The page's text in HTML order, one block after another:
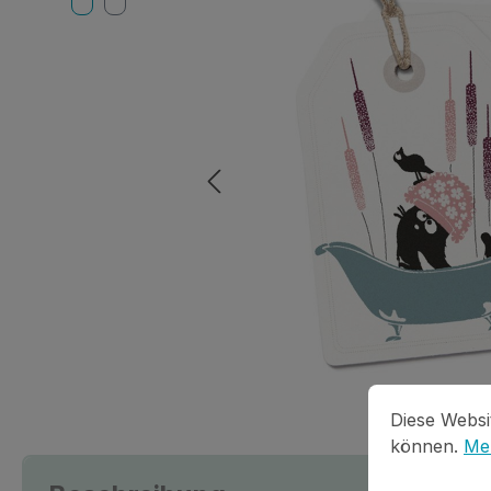
Cookie-
Diese
Diese
können.